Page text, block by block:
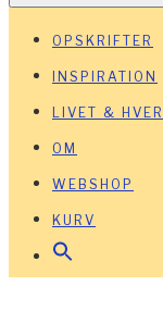
OPSKRIFTER
INSPIRATION
LIVET &
OM
WEBSHOP
KURV